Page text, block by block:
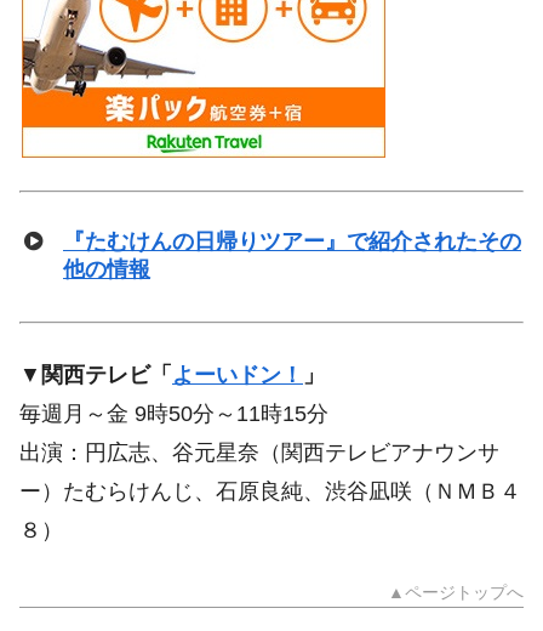
『たむけんの日帰りツアー』で紹介されたその
他の情報
▼ 関西テレビ「 よーいドン！
」
毎週月～金 9時50分～11時15分
出演：円広志、谷元星奈（関西テレビアナウンサ
ー）たむらけんじ、石原良純、渋谷凪咲（ＮＭＢ４
８）
▲ページトップへ